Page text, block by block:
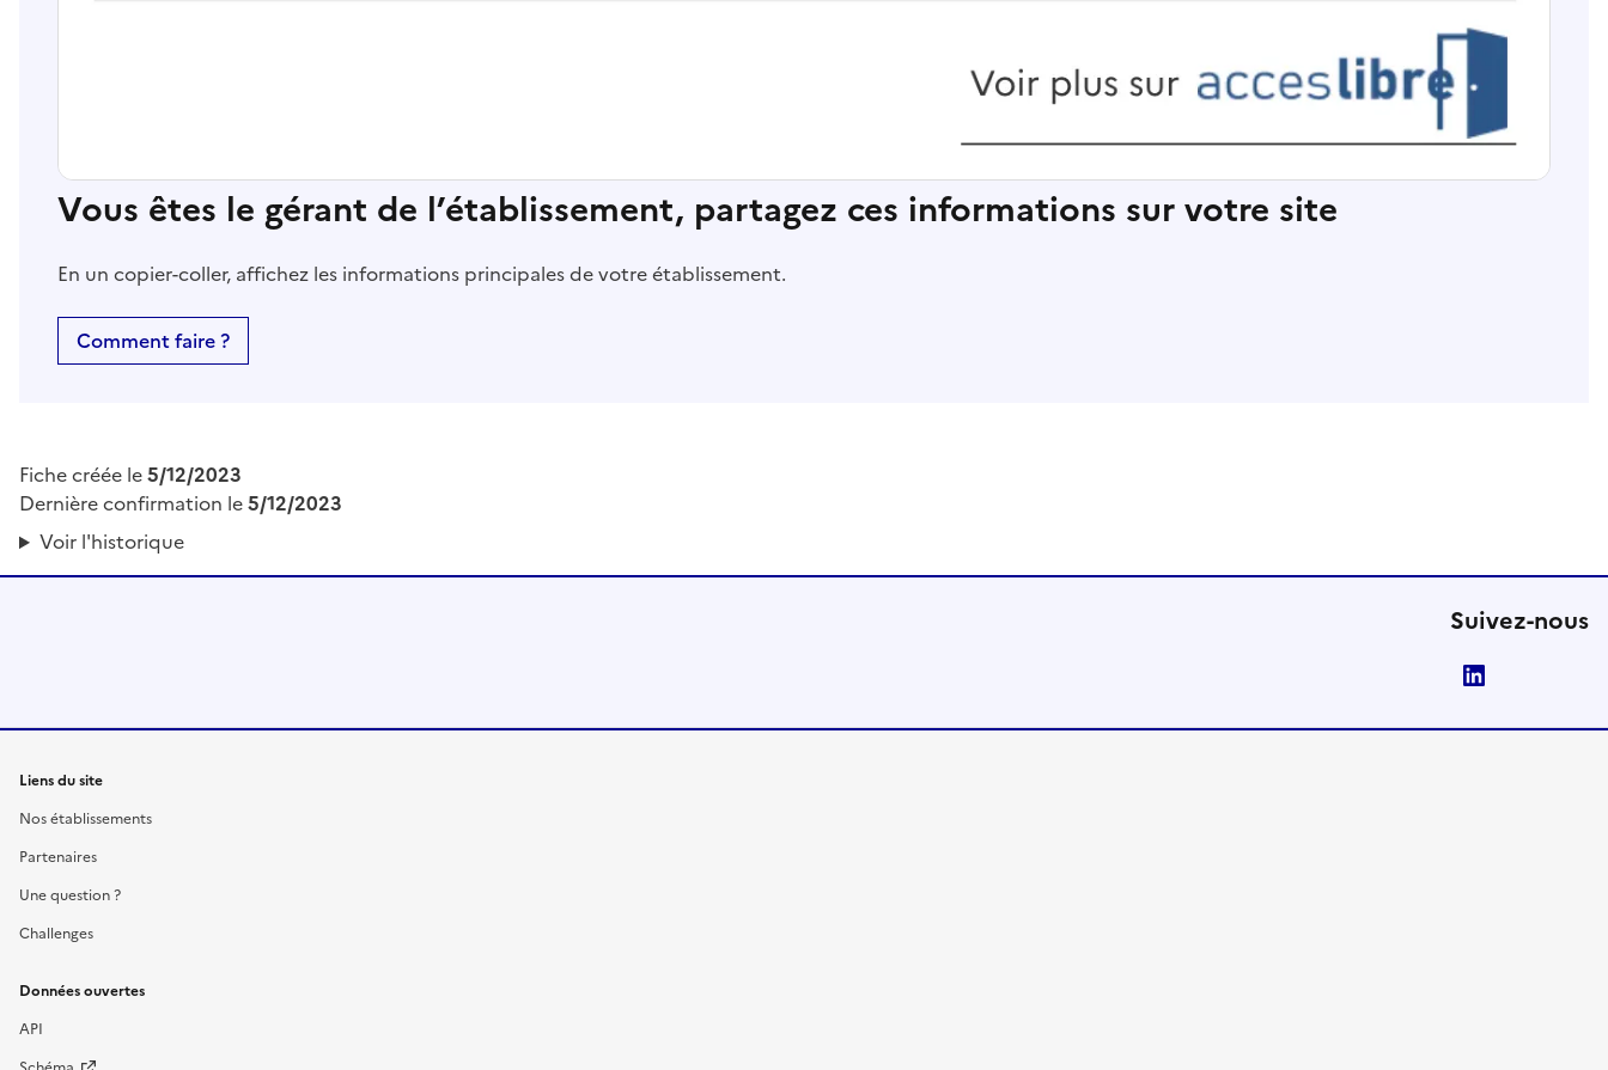
Vous êtes le gérant de l’établissement, partagez ces informations sur votre site
En un copier-coller, affichez les informations principales de votre établissement.
Comment faire ?
Fiche créée le5/12/2023
Dernière confirmation le5/12/2023
Voir l'historique
Suivez-nous
Liens du site
Nos établissements
Partenaires
Une question ?
Challenges
Données ouvertes
API